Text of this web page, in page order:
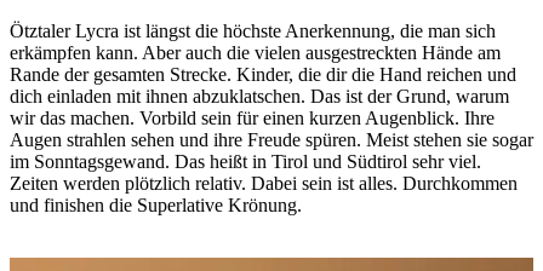
Ötztaler Lycra ist längst die höchste Anerkennung, die man sich
erkämpfen kann. Aber auch die vielen ausgestreckten Hände am
Rande der gesamten Strecke. Kinder, die dir die Hand reichen und
dich einladen mit ihnen abzuklatschen. Das ist der Grund, warum
wir das machen. Vorbild sein für einen kurzen Augenblick. Ihre
Augen strahlen sehen und ihre Freude spüren. Meist stehen sie sogar
im Sonntagsgewand. Das heißt in Tirol und Südtirol sehr viel.
Zeiten werden plötzlich relativ. Dabei sein ist alles. Durchkommen
und finishen die Superlative Krönung.